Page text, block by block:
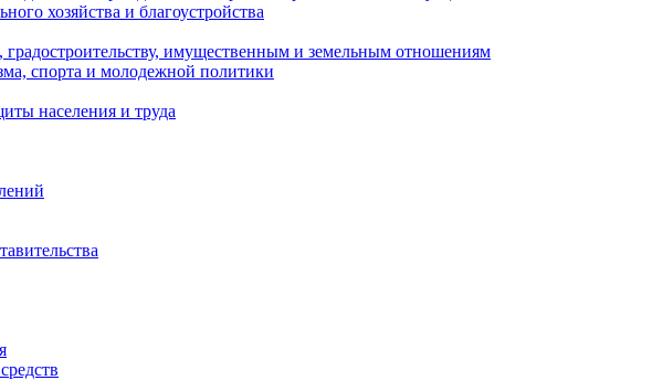
хозяйства и благоустройства
градостроительству, имущественным и земельным отношениям
спорта и молодежной политики
населения и труда